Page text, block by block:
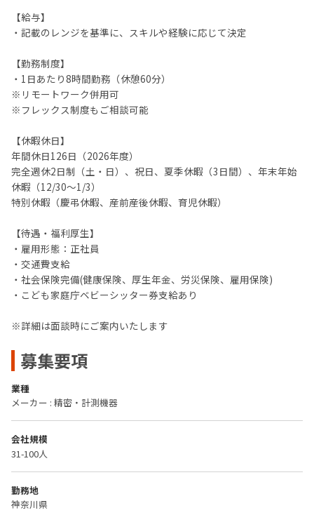
【給与】
・記載のレンジを基準に、スキルや経験に応じて決定
【勤務制度】
・1日あたり8時間勤務（休憩60分）
※リモートワーク併用可
※フレックス制度もご相談可能
【休暇休日】
年間休日126日（2026年度）
完全週休2日制（土・日）、祝日、夏季休暇（3日間）、年末年始
休暇（12/30～1/3）
特別休暇（慶弔休暇、産前産後休暇、育児休暇）
【待遇・福利厚生】
・雇用形態：正社員
・交通費支給
・社会保険完備(健康保険、厚生年金、労災保険、雇用保険)
・こども家庭庁ベビーシッター券支給あり
※詳細は面談時にご案内いたします
募集要項
業種
メーカー : 精密・計測機器
会社規模
31-100人
勤務地
神奈川県